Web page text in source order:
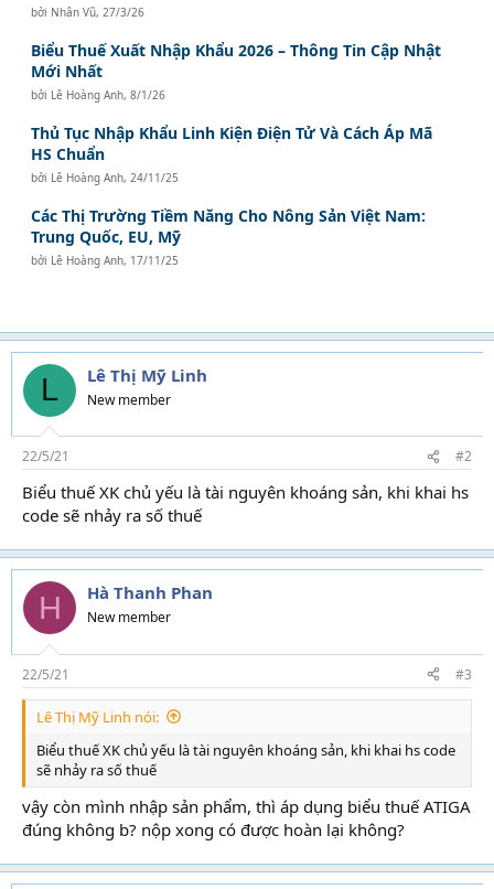
bởi Nhân Vũ, 27/3/26
Biểu Thuế Xuất Nhập Khẩu 2026 – Thông Tin Cập Nhật
Mới Nhất
bởi Lê Hoàng Anh,8/1/26
Thủ Tục Nhập Khẩu Linh Kiện Điện Tử Và Cách Áp Mã
HS Chuẩn
bởi Lê Hoàng Anh, 24/11/25
Các Thị Trường Tiềm Năng Cho Nông Sản Việt Nam:
Trung Quốc, EU, Mỹ
bởi Lê Hoàng Anh, 17/11/25
L Lê Thị Mỹ Linh
New member
22/5/21 #2
Biểu thuế XK chủ yếu là tài nguyên khoáng sản, khi khai hs
code sẽ nhảy ra số thuế
H Hà Thanh Phan
New member
22/5/21 #3
Lê Thị Mỹ Linh nói:
Biểu thuế XK chủ yếu là tài nguyên khoáng sản, khi khai hs code
sẽ nhảy ra số thuế
vậy còn mình nhập sản phẩm, thì áp dụng biểu thuế ATIGA
đúng không b? nộp xong có được hoàn lại không?